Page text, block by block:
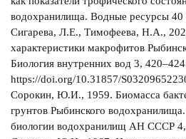
водохранилища. Водные ресурсы 40
Сигарева, Л.Е., Тимофеева, Н.А.,
характеристики макрофитов
Биология внутренних вод 3,
https://doi.org/10.31857/
Сорокин, Ю.И., 1959. Биомасса
грунтов Рыбинского
биологии водохранилищ АН СССР